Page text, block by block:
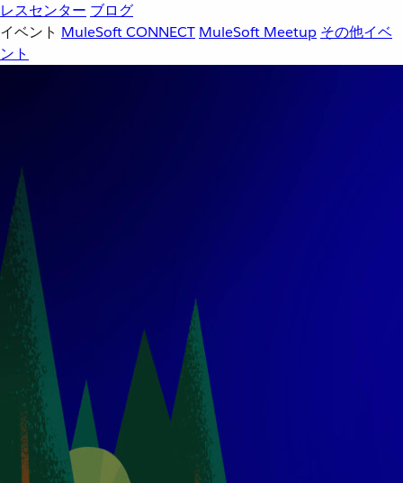
レスセンター ブログ
イベント MuleSoft CONNECT MuleSoft Meetup その他イベ
ント